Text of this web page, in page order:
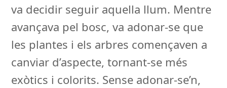
va decidir seguir aquella llum. Mentre
avançava pel bosc, va adonar-se que
les plantes i els arbres començaven a
canviar d’aspecte, tornant-se més
exòtics i colorits. Sense adonar-se’n,